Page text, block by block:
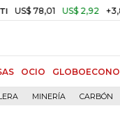
US$ 2,92 +3,89%
OCIO
MINERÍA CARBÓN